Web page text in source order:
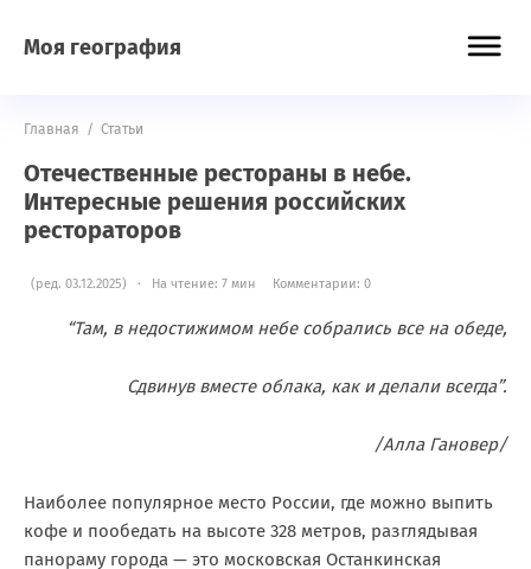
Моя география
Главная / Статьи
Отечественные рестораны в небе.
Интересные решения российских
рестораторов
(ред. 03.12.2025) · На чтение: 7 мин Комментарии: 0
“Там, в недостижимом небе собрались все на обеде,
Сдвинув вместе облака, как и делали всегда”.
/Алла Гановер/
Наиболее популярное место России, где можно выпить
кофе и пообедать на высоте 328 метров, разглядывая
панораму города — это московская Останкинская